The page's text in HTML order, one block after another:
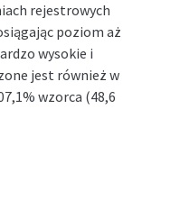
rejestrowych
poziom aż
wysokie i
jest również w
wzorca (48,6